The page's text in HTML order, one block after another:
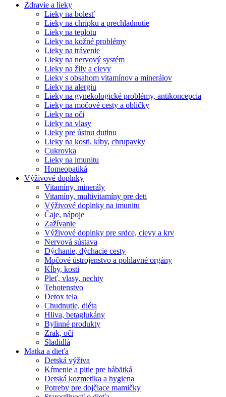
Zdravie a lieky
Lieky na bolesť
Lieky na chrípku a prechladnutie
Lieky na teplotu
Lieky na kožné problémy
Lieky na trávenie
Lieky na nervový systém
Lieky na žily a cievy
Lieky s obsahom vitamínov a minerálov
Lieky na alergiu
Lieky na gynekologické problémy, antikoncepcia
Lieky na močové cesty a obličky
Lieky na oči
Lieky na vlasy
Lieky pre ústnu dutinu
Lieky na kosti, kĺby, chrupavky
Cukrovka
Lieky na imunitu
Homeopatiká
Výživové doplnky
Vitamíny, minerály
Vitamíny, multivitamíny pre deti
Výživové doplnky na imunitu
Čaje, nápoje
Zažívanie
Výživové doplnky pre srdce, cievy a krv
Nervová sústava
Dýchanie, dýchacie cesty
Močové ústrojenstvo a pohlavné orgány
Kĺby, kosti
Pleť, vlasy, nechty
Tehotenstvo
Detox tela
Chudnutie, diéta
Hliva, betaglukány
Bylinné produkty
Zrak, oči
Sladidlá
Matka a dieťa
Detská výživa
Kŕmenie a pitie pre bábätká
Detská kozmetika a hygiena
Potreby pre dojčiace mamičky